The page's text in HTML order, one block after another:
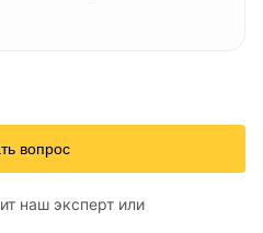
вопрос
наш эксперт или